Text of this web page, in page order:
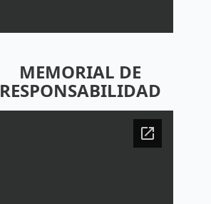
MEMORIAL DE
RESPONSABILIDAD